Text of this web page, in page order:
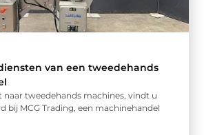
van een tweedehands
naar tweedehands machines, vindt u
bij MCG Trading, een machinehandel